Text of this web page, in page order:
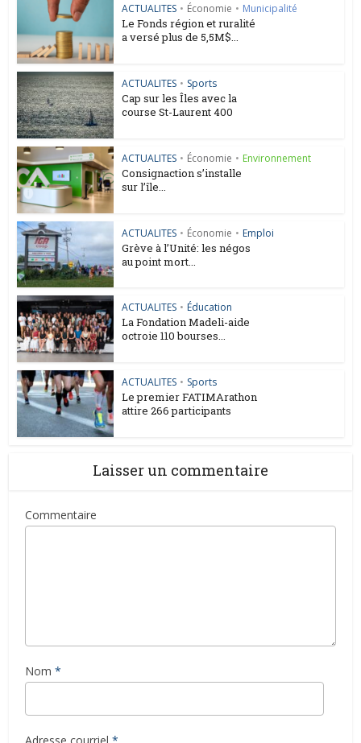
ACTUALITES • Économie • Municipalité
Le Fonds région et ruralité
a versé plus de 5,5M$...
ACTUALITES • Sports
Cap sur les Îles avec la
course St-Laurent 400
ACTUALITES • Économie • Environnement
Consignaction s’installe
sur l’île...
ACTUALITES • Économie • Emploi
Grève à l’Unité: les négos
au point mort...
ACTUALITES • Éducation
La Fondation Madeli-aide
octroie 110 bourses...
ACTUALITES • Sports
Le premier FATIMArathon
attire 266 participants
Laisser un commentaire
Commentaire
Nom *